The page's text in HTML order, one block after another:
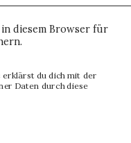
diesem Browser für
du dich mit der
Daten durch diese